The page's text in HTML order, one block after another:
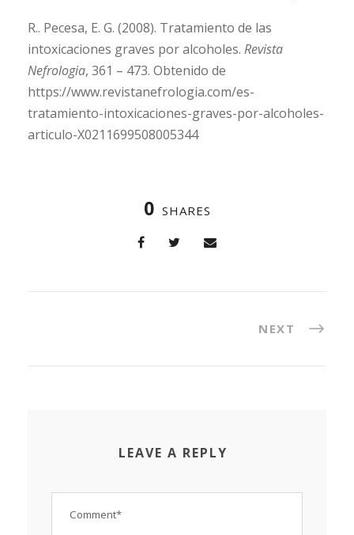
R.. Pecesa, E. G. (2008). Tratamiento de las
intoxicaciones graves por alcoholes. Revista
Nefrologia, 361 – 473. Obtenido de
https://www.revistanefrologia.com/es-
tratamiento-intoxicaciones-graves-por-alcoholes-
articulo-X0211699508005344
0 SHARES
NEXT
LEAVE A REPLY